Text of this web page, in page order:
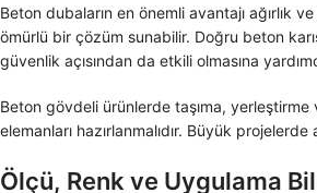
Beton dubaların en önemli avantajı ağırlık
ömürlü bir çözüm sunabilir. Doğru beton
güvenlik açısından da etkili olmasına
Beton gövdeli ürünlerde taşıma,
elemanları hazırlanmalıdır. Büyük
Ölçü, Renk ve Uygulama